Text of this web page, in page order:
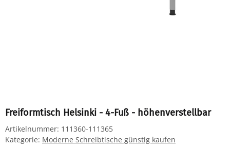
Freiformtisch Helsinki - 4-Fuß - höhenverstellbar
Artikelnummer: 111360-111365
Kategorie: Moderne Schreibtische günstig kaufen